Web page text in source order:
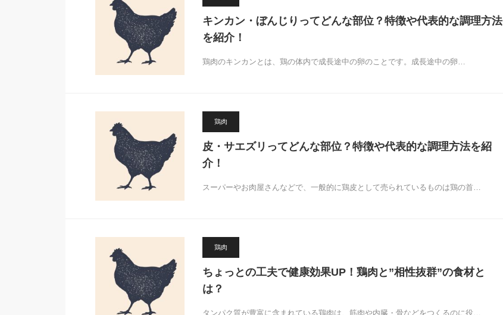
キンカン・ぼんじりってどんな部位？特徴や代表的な調理方法
を紹介！
鶏肉のキンカンとは、鶏の体内で成長途中の卵のことです。成長途中の卵…
鶏肉
皮・サエズリってどんな部位？特徴や代表的な調理方法を紹
介！
スーパーやお肉屋さんなどで、一般的に鶏皮として売られているものは鶏の首…
鶏肉
ちょっとの工夫で健康効果UP！鶏肉と”相性抜群”の食材と
は？
タンパク質が豊富に含まれている鶏肉は、筋肉や内臓・骨などをつくるのに役…